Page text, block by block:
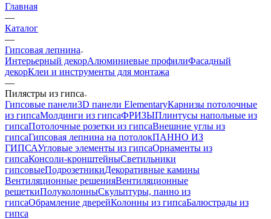
Главная
—
Каталог
—
Гипсовая лепнина
Интерьерный декорАлюминиевые профилиФасадный
декорКлеи и инструменты для монтажа
—
Пилястры из гипса
Гипсовые панели3D панели ElementaryКарнизы потолочные
из гипсаМолдинги из гипсаФРИЗЫПлинтусы напольные из
гипсаПотолочные розетки из гипсаВнешние углы из
гипсаГипсовая лепнина на потолокПАННО ИЗ
ГИПСАУгловые элементы из гипсаОрнаменты из
гипсаКонсоли-кронштейныСветильники
гипсовыеПодрозетникиДекоративные камины
Вентиляционные решенияВентиляционные
решеткиПолуколонныСкульптуры, панно из
гипсаОбрамление дверейКолонны из гипсаБалюстрады из
гипса